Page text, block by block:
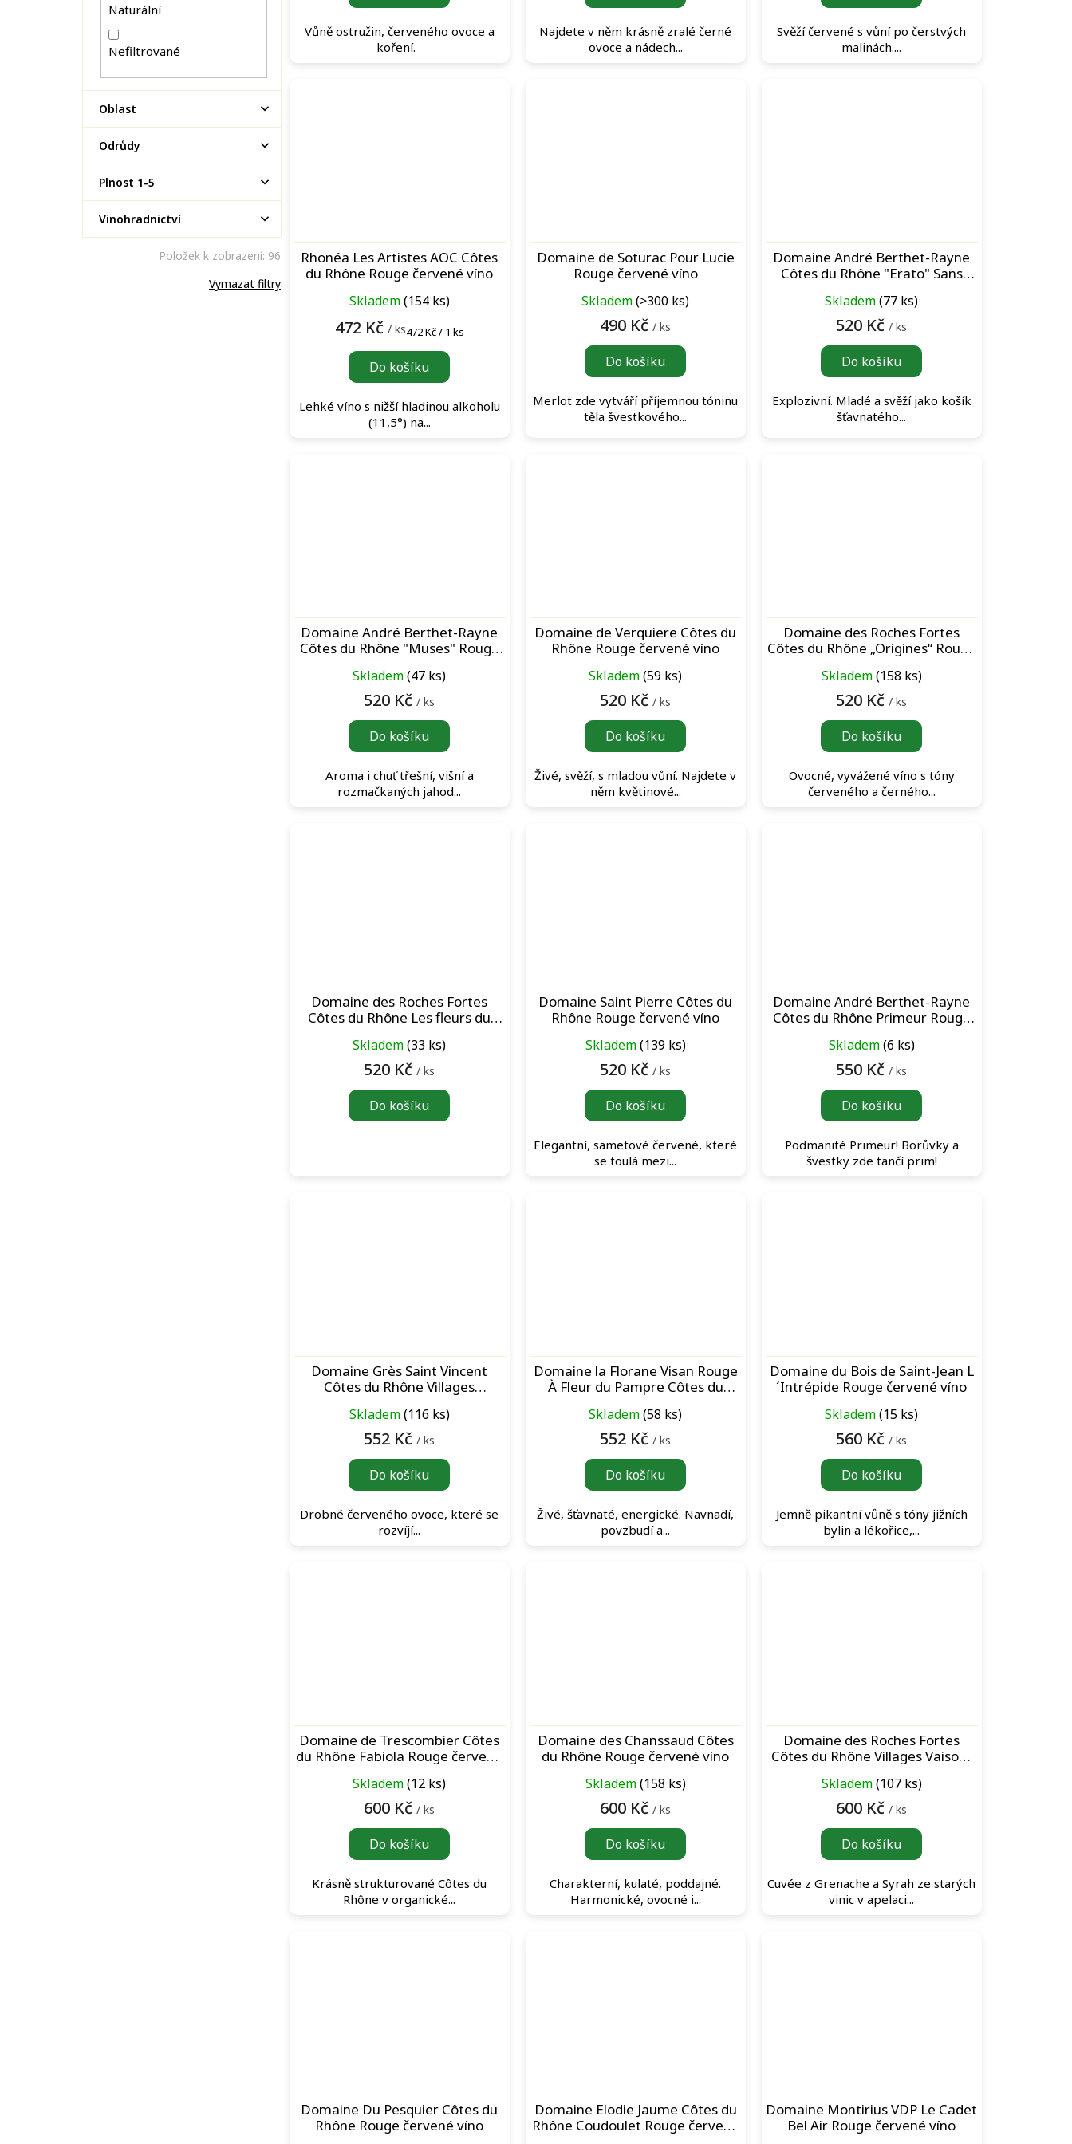
Naturální
Nefiltrované
Oblast
Odrůdy
Plnost 1-5
Vinohradnictví
Vymazat filtry
Položek k zobrazení: 96
Vůně ostružin, červeného ovoce a
koření.
Najdete v něm krásně zralé černé
ovoce a nádech...
Svěží červené s vůní po čerstvých
malinách....
Rhonéa Les Artistes AOC Côtes
du Rhône Rouge červené víno
Skladem(154 ks)
472 Kč / ksMěrná
472 Kč / 1 ks
Do košíku
Lehké víno s nižší hladinou alkoholu
(11,5°) na...
Domaine de Soturac Pour Lucie
Rouge červené víno
Skladem(>300 ks)
490 Kč/ ks
Do košíku
Merlot zde vytváří příjemnou tóninu
těla švestkového...
Domaine André Berthet-Rayne
Côtes du Rhône "Erato" Sans
Skladem(77 ks)
520 Kč/ ks
Do košíku
Explozivní. Mladé a svěží jako košík
šťavnatého...
Domaine André Berthet-Rayne
Côtes du Rhône "Muses" Rouge
Skladem(47 ks)
520 Kč/ ks
Do košíku
Aroma i chuť třešní, višní a
rozmačkaných jahod...
Domaine de Verquiere Côtes du
Rhône Rouge červené víno
Skladem(59 ks)
520 Kč/ ks
Do košíku
Živé, svěží, s mladou vůní. Najdete v
něm květinové...
Domaine des Roches Fortes
Côtes du Rhône „Origines“ Rouge
Skladem(158 ks)
520 Kč/ ks
Do košíku
Ovocné, vyvážené víno s tóny
červeného a černého...
Domaine des Roches Fortes
Côtes du Rhône Les fleurs du
Skladem(33 ks)
520 Kč/ ks
Do košíku
Domaine Saint Pierre Côtes du
Rhône Rouge červené víno
Skladem(139 ks)
520 Kč/ ks
Do košíku
Elegantní, sametové červené, které
se toulá mezi...
Domaine André Berthet-Rayne
Côtes du Rhône Primeur Rouge
Skladem(6 ks)
550 Kč/ ks
Do košíku
Podmanité Primeur! Borůvky a
švestky zde tančí prim!
Domaine Grès Saint Vincent
Côtes du Rhône Villages
Skladem(116 ks)
552 Kč/ ks
Do košíku
Drobné červeného ovoce, které se
rozvíjí...
Domaine la Florane Visan Rouge
À Fleur du Pampre Côtes du
Skladem(58 ks)
552 Kč/ ks
Do košíku
Živé, šťavnaté, energické. Navnadí,
povzbudí a...
Domaine du Bois de Saint-Jean L
´Intrépide Rouge červené víno
Skladem(15 ks)
560 Kč/ ks
Do košíku
Jemně pikantní vůně s tóny jižních
bylin a lékořice,...
Domaine de Trescombier Côtes
du Rhône Fabiola Rouge červené
Skladem(12 ks)
600 Kč/ ks
Do košíku
Krásně strukturované Côtes du
Rhône v organické...
Domaine des Chanssaud Côtes
du Rhône Rouge červené víno
Skladem(158 ks)
600 Kč/ ks
Do košíku
Charakterní, kulaté, poddajné.
Harmonické, ovocné i...
Domaine des Roches Fortes
Côtes du Rhône Villages Vaison-
červené víno
Skladem(107 ks)
600 Kč/ ks
Do košíku
Cuvée z Grenache a Syrah ze starých
vinic v apelaci...
Domaine Du Pesquier Côtes du
Rhône Rouge červené víno
Domaine Elodie Jaume Côtes du
Rhône Coudoulet Rouge červené
Domaine Montirius VDP Le Cadet
Bel Air Rouge červené víno